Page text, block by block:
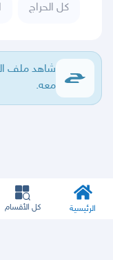
كل الحراج
شاهد ملف
معه.
الرئيسية كل الأقسام